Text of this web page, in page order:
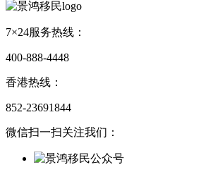
7×24服务热线：
400-888-4448
香港热线：
852-23691844
微信扫一扫关注我们：